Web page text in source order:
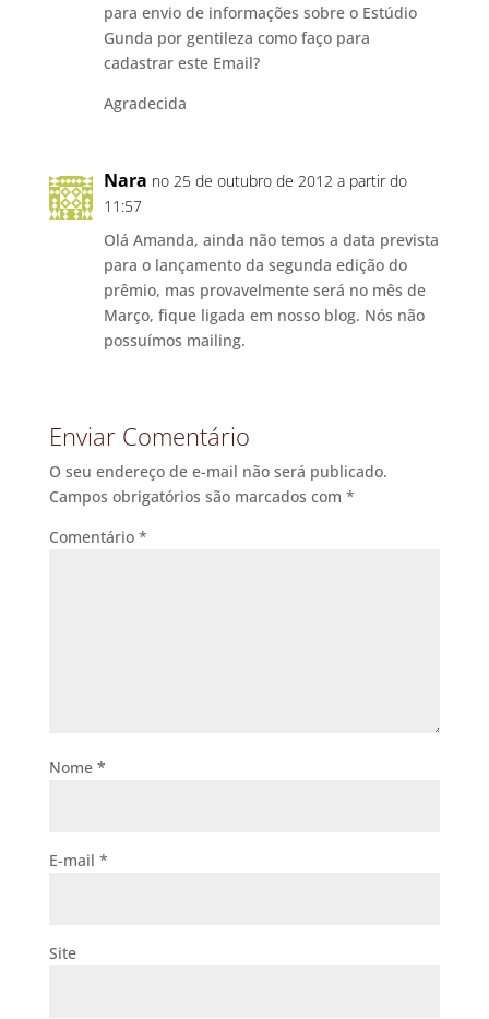
para envio de informações sobre o Estúdio
Gunda por gentileza como faço para
cadastrar este Email?
Agradecida
Nara no 25 de outubro de 2012 a partir do
11:57
Olá Amanda, ainda não temos a data prevista
para o lançamento da segunda edição do
prêmio, mas provavelmente será no mês de
Março, fique ligada em nosso blog. Nós não
possuímos mailing.
Enviar Comentário
O seu endereço de e-mail não será publicado.
Campos obrigatórios são marcados com *
Comentário *
Nome *
E-mail *
Site